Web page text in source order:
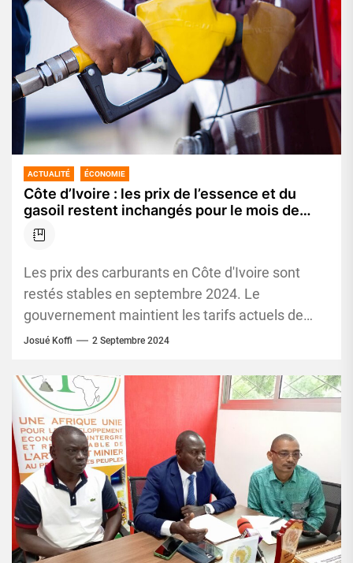
ACTUALITÉ ÉCONOMIE
Côte d’Ivoire : les prix de l’essence et du
gasoil restent inchangés pour le mois de
septembre 2024 (Officiel)
Les prix des carburants en Côte d'Ivoire sont
restés stables en septembre 2024. Le
gouvernement maintient les tarifs actuels de
l'essence et du gasoil. Le...
Josué Koffi 2 Septembre 2024